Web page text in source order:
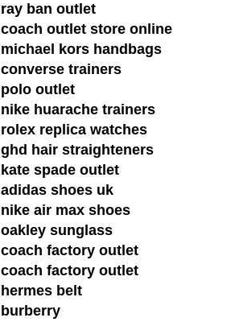
ray ban outlet
coach outlet store online
michael kors handbags
converse trainers
polo outlet
nike huarache trainers
rolex replica watches
ghd hair straighteners
kate spade outlet
adidas shoes uk
nike air max shoes
oakley sunglass
coach factory outlet
coach factory outlet
hermes belt
burberry